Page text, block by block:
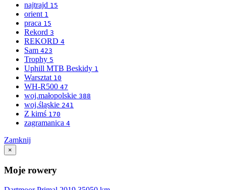
najtrajd 15
orient 1
praca 15
Rekord 3
REKORD 4
Sam 423
Trophy 5
Uphill MTB Beskidy 1
Warsztat 10
WH-R500 47
woj.małopolskie 388
woj.śląskie 241
Z kimś 170
zagramanica 4
Zamknij
×
Moje rowery